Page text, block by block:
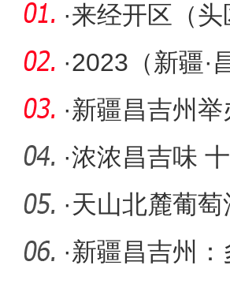
·来经开区（
花
·2023（新疆·
赛落
·新疆昌吉州
·浓浓昌吉味
·天山北麓葡
·新疆昌吉州